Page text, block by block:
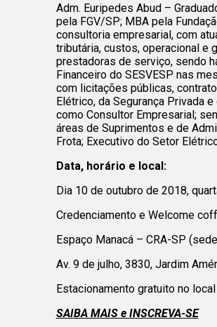
Adm. Euripedes Abud –
pela FGV/SP; MBA pela
consultoria empresarial, com
tributária, custos, operacional e
prestadoras de serviço, sendo
Financeiro do SESVESP nas
com licitações públicas,
Elétrico, da Segurança Privada
como Consultor Empresarial;
áreas de Suprimentos e de
Frota; Executivo do Setor
Data, horário e local:
Dia 10 de outubro de 2018,
Credenciamento e Welcome
Espaço Manacá – CRA-SP
Av. 9 de julho, 3830, Jardim
Estacionamento gratuito no
SAIBA MAIS e INSCREVA-SE